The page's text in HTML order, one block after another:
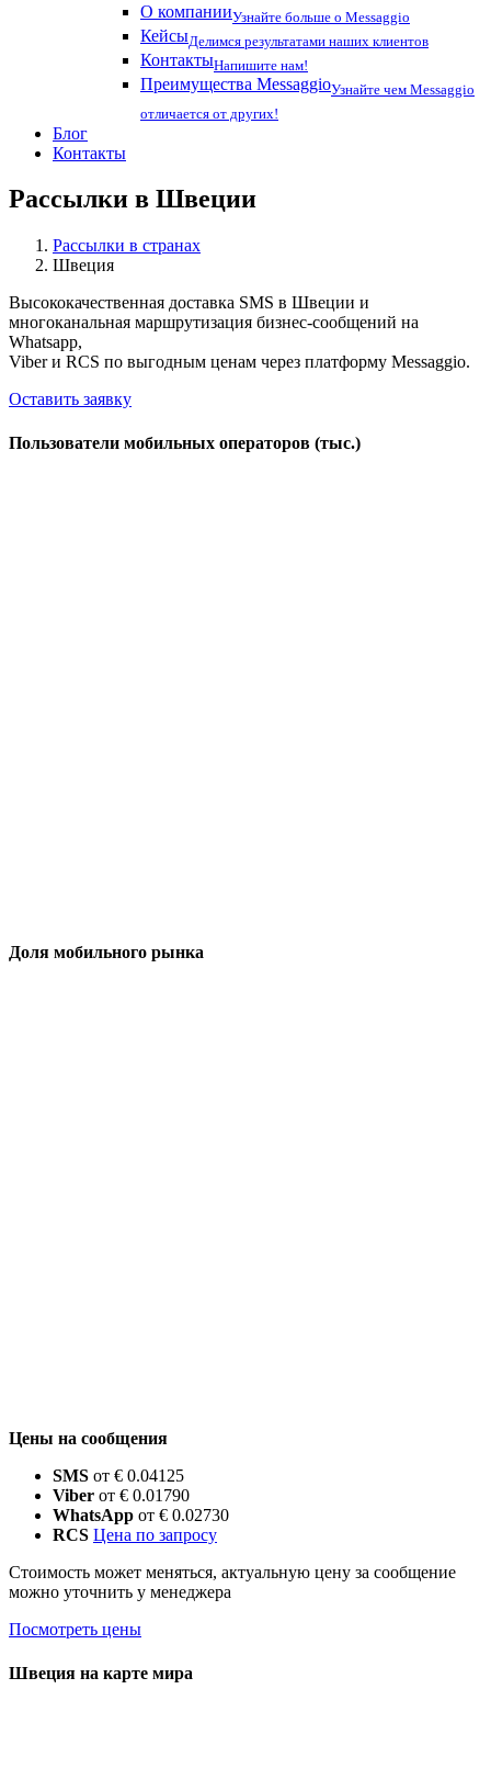
О компанииУзнайте больше о Messaggio
КейсыДелимся результатами наших клиентов
КонтактыНапишите нам!
Преимущества MessaggioУзнайте чем Messaggio
отличается от других!
Блог
Контакты
Рассылки в Швеции
Рассылки в странах
Швеция
Высококачественная доставка SMS в Швеции и
многоканальная маршрутизация бизнес-сообщений на
Whatsapp,
Viber и RCS по выгодным ценам через платформу Messaggio.
Оставить заявку
Пользователи мобильных операторов (тыс.)
Доля мобильного рынка
Цены на сообщения
SMS от € 0.04125
Viber от € 0.01790
WhatsApp от € 0.02730
RCS Цена по запросу
Стоимость может меняться, актуальную цену за сообщение
можно уточнить у менеджера
Посмотреть цены
Швеция на карте мира